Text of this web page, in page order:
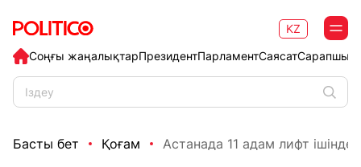
Соңғы жаңалықтарПрезидентПарламентСаясат
KZ
Басты бет Қоғам Астанада 11 адам лифт